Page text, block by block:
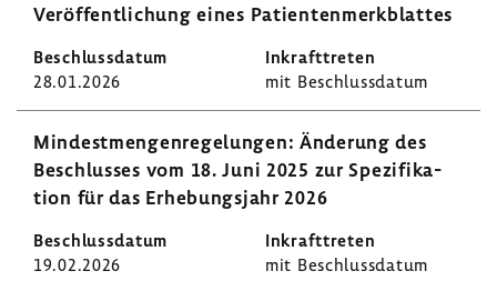
Veröf­fent­li­chung eines Pati­en­ten­merk­blattes
28.01.2026 mit Beschluss­datum
Mindest­men­gen­re­ge­lungen: Ände­rung des
Beschlusses vom 18. Juni 2025 zur Spezi­fi­ka­
tion für das Erhe­bungs­jahr 2026
19.02.2026 mit Beschluss­datum